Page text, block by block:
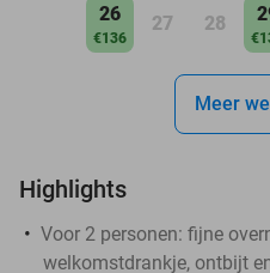
26
€136
27 28
Meer
Highlights
Voor 2 personen: fijne
welkomstdrankje, ontbijt